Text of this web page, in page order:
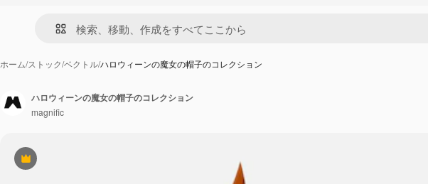
ホーム/ストック/ベクトル/ハロウィーンの魔女の帽子のコレクション
Premium
ハロウィーンの魔女の帽子のコレクション
magnific